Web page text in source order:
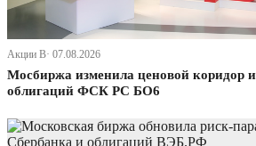
Акции В· 07.08.2026
Мосбиржа изменила ценовой коридор
облигаций ФСК РС БО6